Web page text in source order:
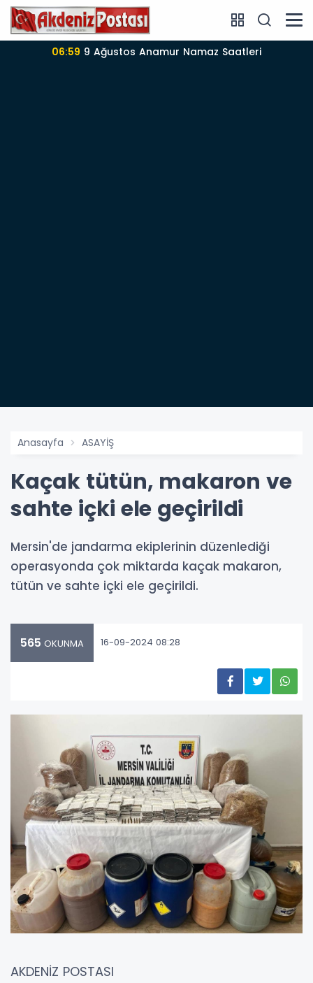
06:59 9 Ağustos Anamur Namaz Saatleri
Anasayfa ASAYİŞ
Kaçak tütün, makaron ve
sahte içki ele geçirildi
Mersin'de jandarma ekiplerinin düzenlediği
operasyonda çok miktarda kaçak makaron,
tütün ve sahte içki ele geçirildi.
565 OKUNMA 16-09-2024 08:28
AKDENİZ POSTASI